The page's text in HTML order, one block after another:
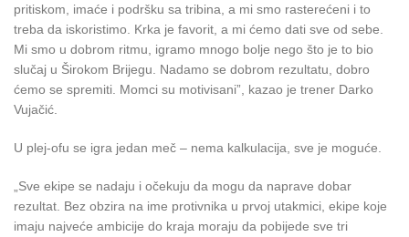
pritiskom, imaće i podršku sa tribina, a mi smo rasterećeni i to
treba da iskoristimo. Krka je favorit, a mi ćemo dati sve od sebe.
Mi smo u dobrom ritmu, igramo mnogo bolje nego što je to bio
slučaj u Širokom Brijegu. Nadamo se dobrom rezultatu, dobro
ćemo se spremiti. Momci su motivisani”, kazao je trener Darko
Vujačić.
U plej-ofu se igra jedan meč – nema kalkulacija, sve je moguće.
„Sve ekipe se nadaju i očekuju da mogu da naprave dobar
rezultat. Bez obzira na ime protivnika u prvoj utakmici, ekipe koje
imaju najveće ambicije do kraja moraju da pobijede sve tri